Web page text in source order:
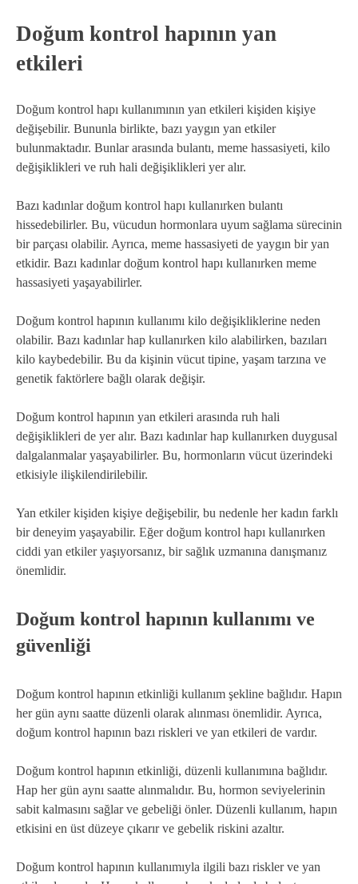
Doğum kontrol hapının yan
etkileri
Doğum kontrol hapı kullanımının yan etkileri kişiden kişiye
değişebilir. Bununla birlikte, bazı yaygın yan etkiler
bulunmaktadır. Bunlar arasında bulantı, meme hassasiyeti, kilo
değişiklikleri ve ruh hali değişiklikleri yer alır.
Bazı kadınlar doğum kontrol hapı kullanırken bulantı
hissedebilirler. Bu, vücudun hormonlara uyum sağlama sürecinin
bir parçası olabilir. Ayrıca, meme hassasiyeti de yaygın bir yan
etkidir. Bazı kadınlar doğum kontrol hapı kullanırken meme
hassasiyeti yaşayabilirler.
Doğum kontrol hapının kullanımı kilo değişikliklerine neden
olabilir. Bazı kadınlar hap kullanırken kilo alabilirken, bazıları
kilo kaybedebilir. Bu da kişinin vücut tipine, yaşam tarzına ve
genetik faktörlere bağlı olarak değişir.
Doğum kontrol hapının yan etkileri arasında ruh hali
değişiklikleri de yer alır. Bazı kadınlar hap kullanırken duygusal
dalgalanmalar yaşayabilirler. Bu, hormonların vücut üzerindeki
etkisiyle ilişkilendirilebilir.
Yan etkiler kişiden kişiye değişebilir, bu nedenle her kadın farklı
bir deneyim yaşayabilir. Eğer doğum kontrol hapı kullanırken
ciddi yan etkiler yaşıyorsanız, bir sağlık uzmanına danışmanız
önemlidir.
Doğum kontrol hapının kullanımı ve
güvenliği
Doğum kontrol hapının etkinliği kullanım şekline bağlıdır. Hapın
her gün aynı saatte düzenli olarak alınması önemlidir. Ayrıca,
doğum kontrol hapının bazı riskleri ve yan etkileri de vardır.
Doğum kontrol hapının etkinliği, düzenli kullanımına bağlıdır.
Hap her gün aynı saatte alınmalıdır. Bu, hormon seviyelerinin
sabit kalmasını sağlar ve gebeliği önler. Düzenli kullanım, hapın
etkisini en üst düzeye çıkarır ve gebelik riskini azaltır.
Doğum kontrol hapının kullanımıyla ilgili bazı riskler ve yan